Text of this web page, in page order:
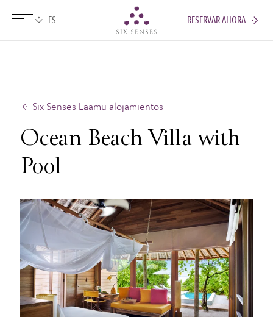
Six sensesRESERVAR AHORA
Six Senses Laamu alojamientos
Ocean Beach Villa with
Pool